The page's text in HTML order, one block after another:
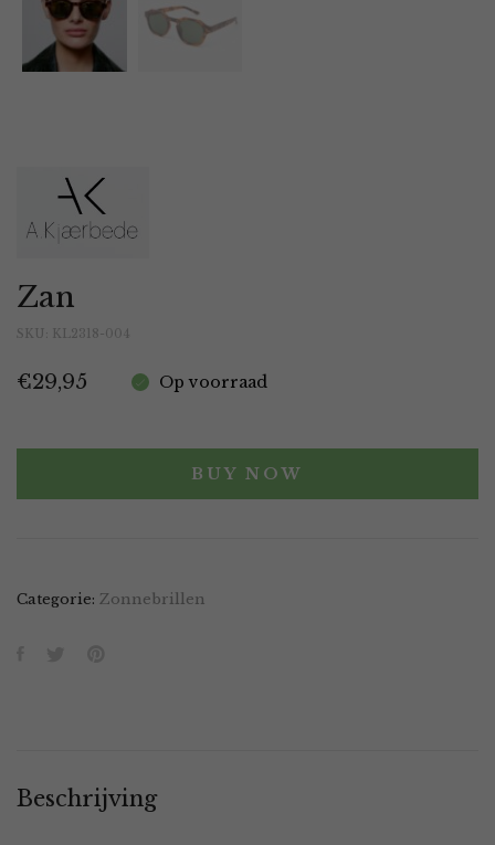
Zan
SKU: KL2318-004
€29,95 Op voorraad
BUY NOW
Categorie: Zonnebrillen
Beschrijving